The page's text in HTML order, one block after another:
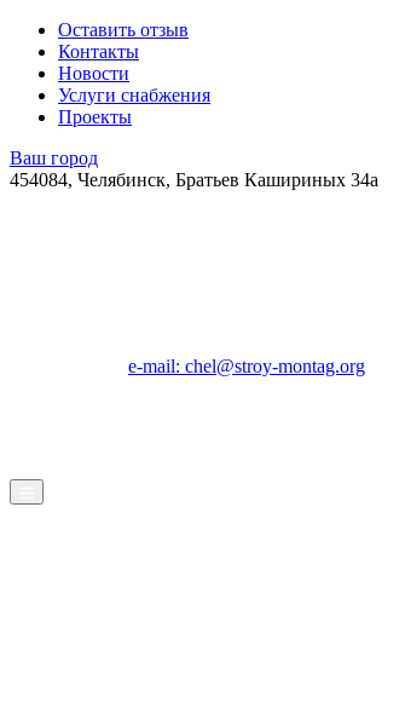
Оставить отзыв
Контакты
Новости
Услуги снабжения
Проекты
Ваш город
454084, Челябинск, Братьев Кашириных 34а
e-mail: chel@stroy-montag.org
ГК "Строй-Монтаж"
Строительство, ремонт и благоустройство под